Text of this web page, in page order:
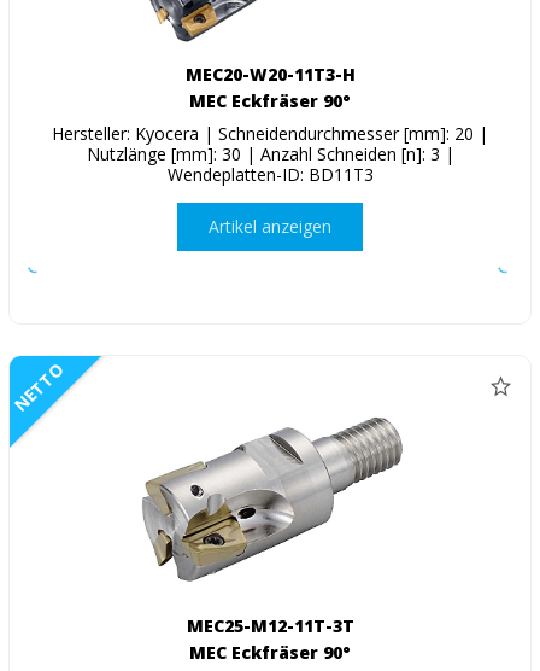
MEC20-W20-11T3-H
MEC Eckfräser 90°
Hersteller: Kyocera | Schneidendurchmesser [mm]: 20 |
Nutzlänge [mm]: 30 | Anzahl Schneiden [n]: 3 |
Wendeplatten-ID: BD11T3
Artikel anzeigen
NETTO
MEC25-M12-11T-3T
MEC Eckfräser 90°